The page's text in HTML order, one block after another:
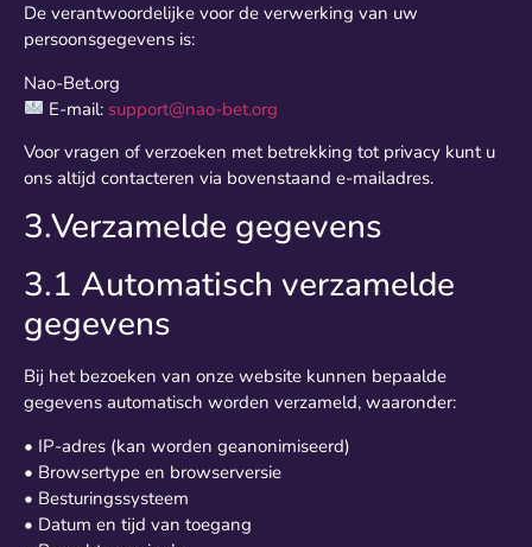
De verantwoordelijke voor de verwerking van uw
persoonsgegevens is:
Nao-Bet.org
E-mail: support@nao-bet.org
Voor vragen of verzoeken met betrekking tot privacy kunt u
ons altijd contacteren via bovenstaand e-mailadres.
3.Verzamelde gegevens
3.1 Automatisch verzamelde
gegevens
Bij het bezoeken van onze website kunnen bepaalde
gegevens automatisch worden verzameld, waaronder:
• IP-adres (kan worden geanonimiseerd)
• Browsertype en browserversie
• Besturingssysteem
• Datum en tijd van toegang